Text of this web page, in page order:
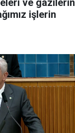
ve gazilerin
işlerin